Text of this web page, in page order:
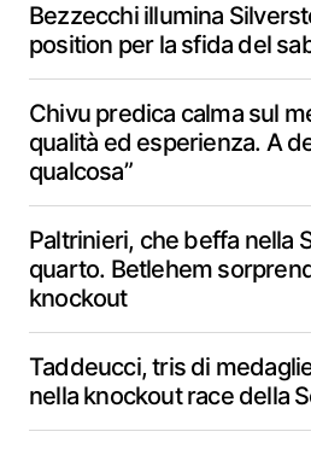
Bezzecchi illumina
position per la sfida del
Chivu predica calma sul
qualità ed esperienza. A
qualcosa”
Paltrinieri, che beffa nella
quarto. Betlehem
knockout
Taddeucci, tris di
nella knockout race della